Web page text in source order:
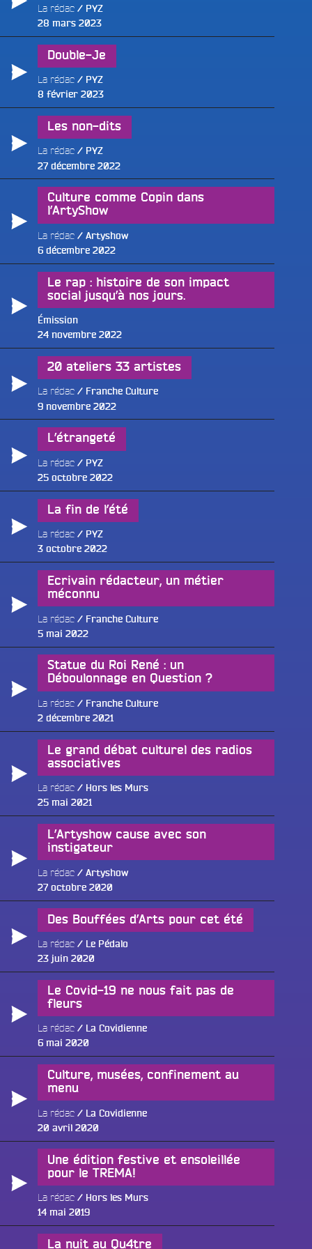
La rédac
PYZ
Publié
28 mars 2023
Double-Je
La rédac
PYZ
Publié
8 février 2023
Les non-dits
La rédac
PYZ
Publié
27 décembre 2022
Culture comme Copin dans
l’ArtyShow
La rédac
Artyshow
Publié
6 décembre 2022
Le rap : histoire de son impact
social jusqu’à nos jours.
Émission
Publié
24 novembre 2022
20 ateliers 33 artistes
La rédac
Franche Culture
Publié
9 novembre 2022
L’étrangeté
La rédac
PYZ
Publié
25 octobre 2022
La fin de l’été
La rédac
PYZ
Publié
3 octobre 2022
Ecrivain rédacteur, un métier
méconnu
La rédac
Franche Culture
Publié
5 mai 2022
Statue du Roi René : un
Déboulonnage en Question ?
La rédac
Franche Culture
Publié
2 décembre 2021
Le grand débat culturel des radios
associatives
La rédac
Hors les Murs
Publié
25 mai 2021
L’Artyshow cause avec son
instigateur
La rédac
Artyshow
Publié
27 octobre 2020
Des Bouffées d’Arts pour cet été
La rédac
Le Pédalo
Publié
23 juin 2020
Le Covid-19 ne nous fait pas de
fleurs
La rédac
La Covidienne
Publié
6 mai 2020
Culture, musées, confinement au
menu
La rédac
La Covidienne
Publié
20 avril 2020
Une édition festive et ensoleillée
pour le TREMA!
La rédac
Hors les Murs
Publié
14 mai 2019
La nuit au Qu4tre